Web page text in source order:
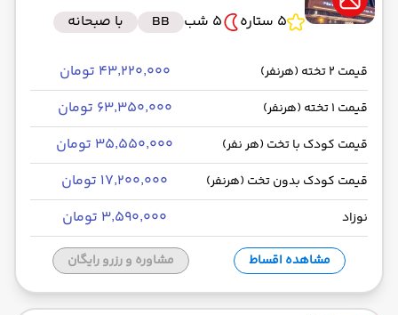
5 ستاره
5 شب BB با صبحانه
قیمت 2 تخته (هرنفر) ۴۳٬۲۲۰٬۰۰۰ تومان
قیمت 1 تخته (هرنفر) ۶۳٬۳۵۰٬۰۰۰ تومان
قیمت کودک با تخت (هر نفر) ۳۵٬۵۵۰٬۰۰۰ تومان
قیمت کودک بدون تخت (هرنفر) ۱۷٬۲۰۰٬۰۰۰ تومان
نوزاد ۳٬۵۹۰٬۰۰۰ تومان
مشاهده اقساط مشاوره و رزرو رایگان